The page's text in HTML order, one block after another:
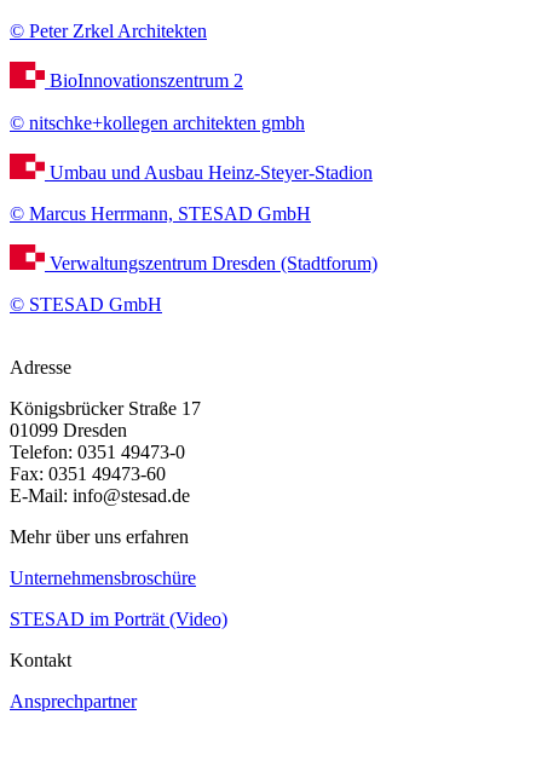
© Peter Zrkel Architekten
BioInnovationszentrum 2
© nitschke+kollegen architekten gmbh
Umbau und Ausbau Heinz-Steyer-Stadion
© Marcus Herrmann, STESAD GmbH
Verwaltungszentrum Dresden (Stadtforum)
© STESAD GmbH
Adresse
Königsbrücker Straße 17
01099 Dresden
Telefon: 0351 49473-0
Fax: 0351 49473-60
E-Mail: info@stesad.de
Mehr über uns erfahren
Unternehmensbroschüre
STESAD im Porträt (Video)
Kontakt
Ansprechpartner